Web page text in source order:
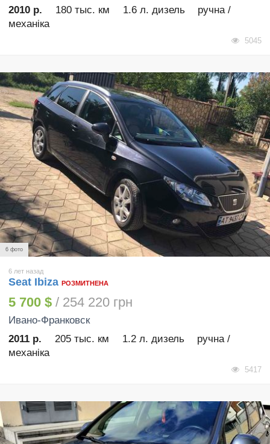
2010 р.
180 тыс. км 1.6 л. дизель
ручна /
механіка
5045
6 фото
6 лет назад
Seat Ibiza РОЗМИТНЕНА
5 700 $ / 254 220 грн
Ивано-Франковск
2011 р.
205 тыс. км 1.2 л. дизель
ручна /
механіка
5417